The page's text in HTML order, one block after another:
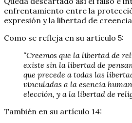
enfrentamiento entre la
expresión y la libertad de
Como se refleja en su artículo 5:
“Creemos que la libertad de
existe sin la libertad de
que precede a todas las
vinculadas a la esencia
elección, y a la libertad de
También en su artículo 14: